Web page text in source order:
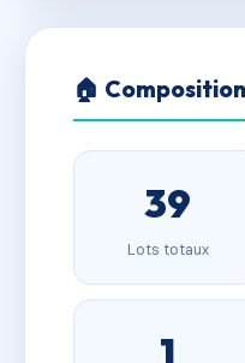
🏠 Composition
39
Lots totaux
1